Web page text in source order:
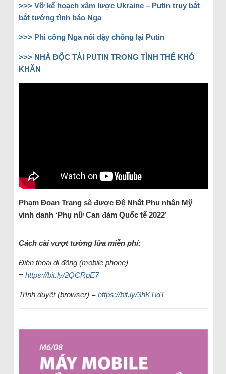
>>> Vỡ kế hoạch xâm lược Ukraine – Putin truy bắt
bắt tướng tình báo Nga
>>> Phi công Nga nổi dậy chống lại Putin
>>> NHÀ ĐỘC TÀI PUTIN TRONG TÌNH THẾ KHÓ
KHĂN
Phạm Đoan Trang sẽ được Đệ Nhất Phu nhân Mỹ
vinh danh ‘Phụ nữ Can đảm Quốc tế 2022’
Cách cài vượt tường lửa miễn phí:
Điện thoại di động (mobile phone)
= https://bit.ly/2QCRpE7
Trình duyệt (browser) = https://bit.ly/3hKTidT